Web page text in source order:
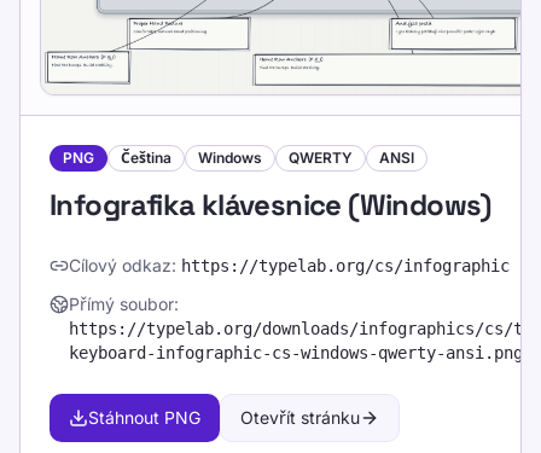
Udělejte ze psaní zábavné a efektivní pro děti,
dospívající, dospělé i seniory. Učte se svým
vlastním tempem s naším strukturovaným a
Další odkazy
Zásady ochrany osobních údajů
Podmínky služby
Editorial Policy
PNG Čeština Windows QWERTY ANSI
Infografika klávesnice (Windows)
Cílový odkaz: https://typelab.org/cs/infographic
Přímý soubor:
https://typelab.org/downloads/infographics/cs/
keyboard-infographic-cs-windows-qwerty-ansi.png
Stáhnout PNG Otevřít stránku